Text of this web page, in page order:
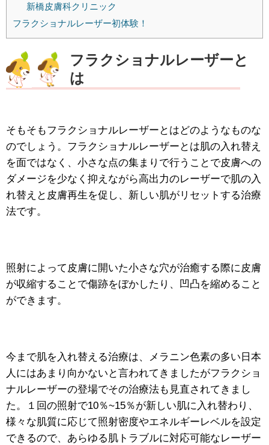
新橋皮膚科クリニック
フラクショナルレーザー初体験！
フラクショナルレーザーと
は
そもそもフラクショナルレーザーとはどのようなものな
のでしょう。フラクショナルレーザーとは肌の入れ替え
を面ではなく、小さな点の集まりで行うことで皮膚への
ダメージを少なく抑えながら高出力のレーザーで肌の入
れ替えと皮膚再生を促し、新しい肌がリセットする治療
法です。
照射によって皮膚に開いた小さな穴が治癒する際に皮膚
が収縮することで傷跡をぼかしたり、凹凸を縮めること
ができます。
今まで肌を入れ替える治療は、メラニン色素の多い日本
人にはあまり向かないと言われてきましたがフラクショ
ナルレーザーの登場でその治療法も見直されてきまし
た。１回の照射で10％~15％が新しい肌に入れ替わり、
様々な肌質に応じて照射密度やエネルギーレベルを設定
できるので、あらゆる肌トラブルに対応可能なレーザー